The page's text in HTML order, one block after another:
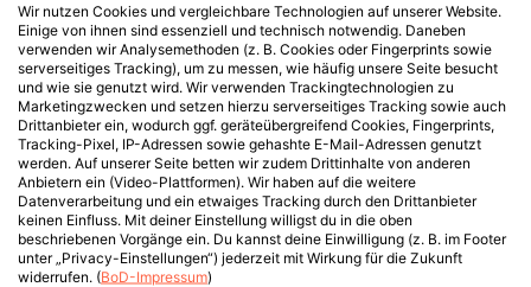
Wir nutzen Cookies und vergleichbare Technologien auf unserer Website.
Einige von ihnen sind essenziell und technisch notwendig. Daneben
verwenden wir Analysemethoden (z. B. Cookies oder Fingerprints sowie
serverseitiges Tracking), um zu messen, wie häufig unsere Seite besucht
und wie sie genutzt wird. Wir verwenden Trackingtechnologien zu
Marketingzwecken und setzen hierzu serverseitiges Tracking sowie auch
Drittanbieter ein, wodurch ggf. geräteübergreifend Cookies, Fingerprints,
Tracking-Pixel, IP-Adressen sowie gehashte E-Mail-Adressen genutzt
werden. Auf unserer Seite betten wir zudem Drittinhalte von anderen
Anbietern ein (Video-Plattformen). Wir haben auf die weitere
Datenverarbeitung und ein etwaiges Tracking durch den Drittanbieter
keinen Einfluss. Mit deiner Einstellung willigst du in die oben
beschriebenen Vorgänge ein. Du kannst deine Einwilligung (z. B. im Footer
unter „Privacy-Einstellungen“) jederzeit mit Wirkung für die Zukunft
widerrufen. (BoD-Impressum)